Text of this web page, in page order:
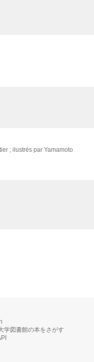
; ilustrés par Yamamoto
学図書館の本をさがす